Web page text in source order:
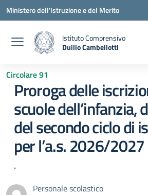
Vai ai contenuti
Vai al menu di navigazione
Vai al footer
Ministero dell'Istruzione e del Merito
Istituto Comprensivo
Duilio Cambellotti
Circolare 91
Proroga delle
scuole dell’infanzia,
del secondo ciclo di
per l’a.s. 2026/2027
.
Personale scolastico